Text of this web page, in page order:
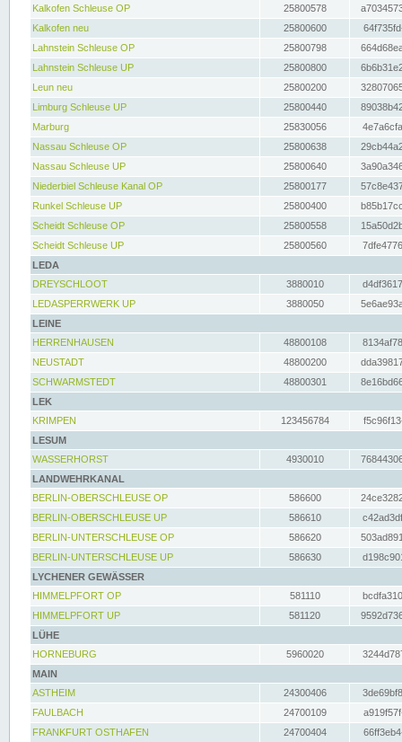
Kalkofen Schleuse OP
25800578
Kalkofen neu
25800600
Lahnstein Schleuse OP
25800798
Lahnstein Schleuse UP
25800800
Leun neu
25800200
Limburg Schleuse UP
25800440
Marburg
25830056
Nassau Schleuse OP
25800638
Nassau Schleuse UP
25800640
Niederbiel Schleuse Kanal OP
25800177
Runkel Schleuse UP
25800400
Scheidt Schleuse OP
25800558
Scheidt Schleuse UP
25800560
LEDA
DREYSCHLOOT
3880010
LEDASPERRWERK UP
3880050
LEINE
HERRENHAUSEN
48800108
NEUSTADT
48800200
SCHWARMSTEDT
48800301
LEK
KRIMPEN
123456784
LESUM
WASSERHORST
4930010
LANDWEHRKANAL
BERLIN-OBERSCHLEUSE OP
586600
BERLIN-OBERSCHLEUSE UP
586610
BERLIN-UNTERSCHLEUSE OP
586620
BERLIN-UNTERSCHLEUSE UP
586630
LYCHENER GEWÄSSER
HIMMELPFORT OP
581110
HIMMELPFORT UP
581120
LÜHE
HORNEBURG
5960020
MAIN
ASTHEIM
24300406
FAULBACH
24700109
FRANKFURT OSTHAFEN
24700404